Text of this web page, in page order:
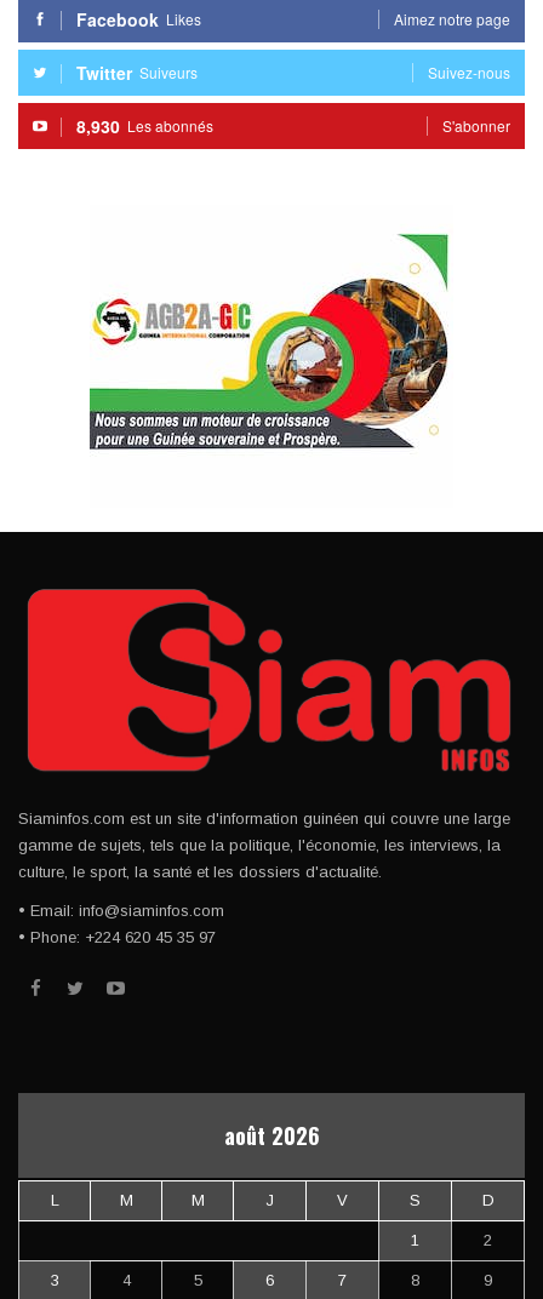
Facebook Likes Aimez notre page
Twitter Suiveurs Suivez-nous
8,930 Les abonnés S'abonner
Siaminfos.com est un site d'information guinéen qui couvre une large
gamme de sujets, tels que la politique, l'économie, les interviews, la
culture, le sport, la santé et les dossiers d'actualité.
• Email: info@siaminfos.com
• Phone: +224 620 45 35 97
août 2026
L M M J V S D
1 2
3 4 5 6 7 8 9